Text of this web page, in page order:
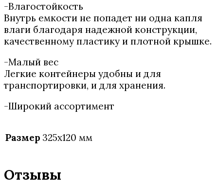
-Влагостойкость
Внутрь емкости не попадет ни одна капля
влаги благодаря надежной конструкции,
качественному пластику и плотной крышке.
-Малый вес
Легкие контейнеры удобны и для
транспортировки, и для хранения.
-Широкий ассортимент
Размер 325х120 мм
Отзывы